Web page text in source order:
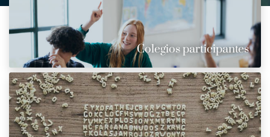
Colegios participantes